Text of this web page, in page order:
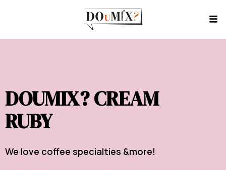
DOUMIX? CREAM
RUBY
We love coffee specialties &more!